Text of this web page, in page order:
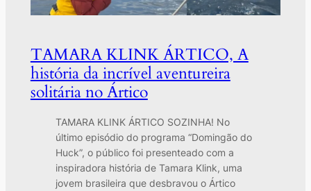
TAMARA KLINK ÁRTICO, A
história da incrível aventureira
solitária no Ártico
TAMARA KLINK ÁRTICO SOZINHA! No
último episódio do programa “Domingão do
Huck”, o público foi presenteado com a
inspiradora história de Tamara Klink, uma
jovem brasileira que desbravou o Ártico